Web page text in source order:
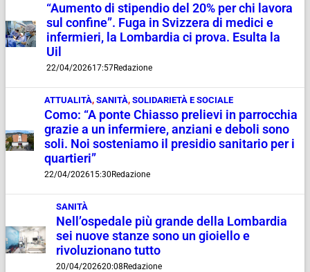
“Aumento di stipendio del 20% per chi lavora
sul confine”. Fuga in Svizzera di medici e
infermieri, la Lombardia ci prova. Esulta la
Uil
22/04/202617:57Redazione
ATTUALITÀ, SANITÀ, SOLIDARIETÀ E SOCIALE
Como: “A ponte Chiasso prelievi in parrocchia
grazie a un infermiere, anziani e deboli sono
soli. Noi sosteniamo il presidio sanitario per i
quartieri”
22/04/202615:30Redazione
SANITÀ
Nell’ospedale più grande della Lombardia
sei nuove stanze sono un gioiello e
rivoluzionano tutto
20/04/202620:08Redazione